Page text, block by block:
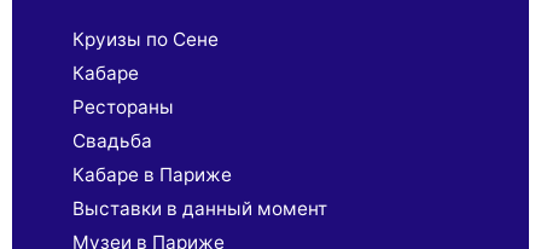
Круизы по Сене
Кабаре
Рестораны
Свадьба
Кабаре в Париже
Выставки в данный момент
Музеи в Париже